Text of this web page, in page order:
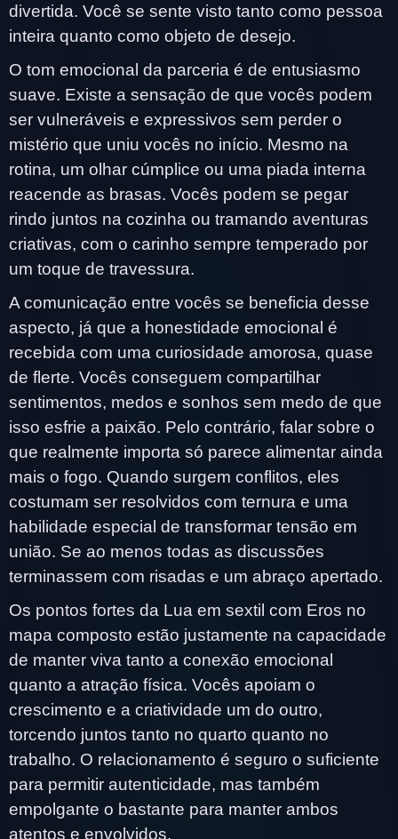
divertida. Você se sente visto tanto como pessoa
inteira quanto como objeto de desejo.
O tom emocional da parceria é de entusiasmo
suave. Existe a sensação de que vocês podem
ser vulneráveis e expressivos sem perder o
mistério que uniu vocês no início. Mesmo na
rotina, um olhar cúmplice ou uma piada interna
reacende as brasas. Vocês podem se pegar
rindo juntos na cozinha ou tramando aventuras
criativas, com o carinho sempre temperado por
um toque de travessura.
A comunicação entre vocês se beneficia desse
aspecto, já que a honestidade emocional é
recebida com uma curiosidade amorosa, quase
de flerte. Vocês conseguem compartilhar
sentimentos, medos e sonhos sem medo de que
isso esfrie a paixão. Pelo contrário, falar sobre o
que realmente importa só parece alimentar ainda
mais o fogo. Quando surgem conflitos, eles
costumam ser resolvidos com ternura e uma
habilidade especial de transformar tensão em
união. Se ao menos todas as discussões
terminassem com risadas e um abraço apertado.
Os pontos fortes da Lua em sextil com Eros no
mapa composto estão justamente na capacidade
de manter viva tanto a conexão emocional
quanto a atração física. Vocês apoiam o
crescimento e a criatividade um do outro,
torcendo juntos tanto no quarto quanto no
trabalho. O relacionamento é seguro o suficiente
para permitir autenticidade, mas também
empolgante o bastante para manter ambos
atentos e envolvidos.